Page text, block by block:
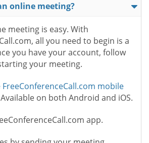
online meeting?
meeting is easy. With
all you need to begin is a
you have your account, follow
your meeting.
mobile
on both Android and iOS.
app.